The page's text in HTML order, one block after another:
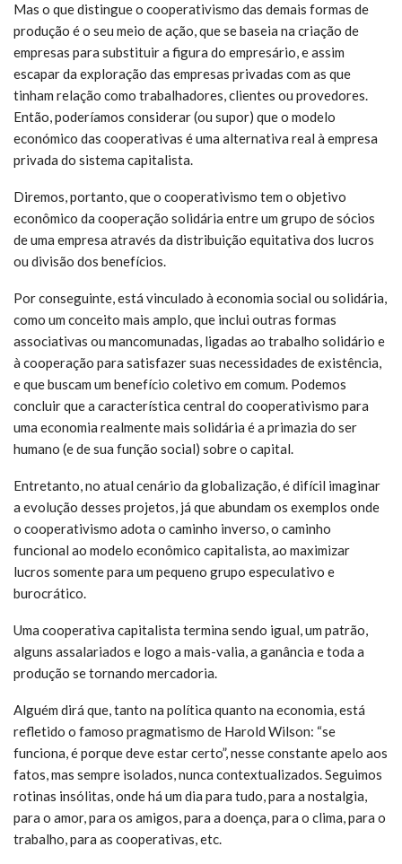
Mas o que distingue o cooperativismo das demais formas de
produção é o seu meio de ação, que se baseia na criação de
empresas para substituir a figura do empresário, e assim
escapar da exploração das empresas privadas com as que
tinham relação como trabalhadores, clientes ou provedores.
Então, poderíamos considerar (ou supor) que o modelo
económico das cooperativas é uma alternativa real à empresa
privada do sistema capitalista.
Diremos, portanto, que o cooperativismo tem o objetivo
econômico da cooperação solidária entre um grupo de sócios
de uma empresa através da distribuição equitativa dos lucros
ou divisão dos benefícios.
Por conseguinte, está vinculado à economia social ou solidária,
como um conceito mais amplo, que inclui outras formas
associativas ou mancomunadas, ligadas ao trabalho solidário e
à cooperação para satisfazer suas necessidades de existência,
e que buscam um benefício coletivo em comum. Podemos
concluir que a característica central do cooperativismo para
uma economia realmente mais solidária é a primazia do ser
humano (e de sua função social) sobre o capital.
Entretanto, no atual cenário da globalização, é difícil imaginar
a evolução desses projetos, já que abundam os exemplos onde
o cooperativismo adota o caminho inverso, o caminho
funcional ao modelo econômico capitalista, ao maximizar
lucros somente para um pequeno grupo especulativo e
burocrático.
Uma cooperativa capitalista termina sendo igual, um patrão,
alguns assalariados e logo a mais-valia, a ganância e toda a
produção se tornando mercadoria.
Alguém dirá que, tanto na política quanto na economia, está
refletido o famoso pragmatismo de Harold Wilson: “se
funciona, é porque deve estar certo”, nesse constante apelo aos
fatos, mas sempre isolados, nunca contextualizados. Seguimos
rotinas insólitas, onde há um dia para tudo, para a nostalgia,
para o amor, para os amigos, para a doença, para o clima, para o
trabalho, para as cooperativas, etc.